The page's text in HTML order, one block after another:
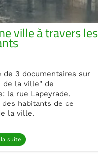
ville à travers les
3 documentaires sur
de la ville" de
la rue Lapeyrade.
habitants de ce
la ville.
la suite